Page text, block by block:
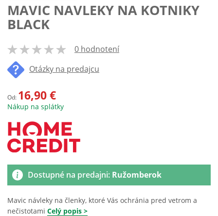
MAVIC NAVLEKY NA KOTNIKY
BLACK
% of100
0 hodnotení
Otázky na predajcu
Od: 16,90 €
Nákup na splátky
Dostupné na predajni: Ružomberok
Mavic návleky na členky, ktoré Vás ochránia pred vetrom a
nečistotami Celý popis >